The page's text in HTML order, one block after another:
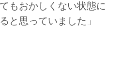
もおかしくない状態に
と思っていました」